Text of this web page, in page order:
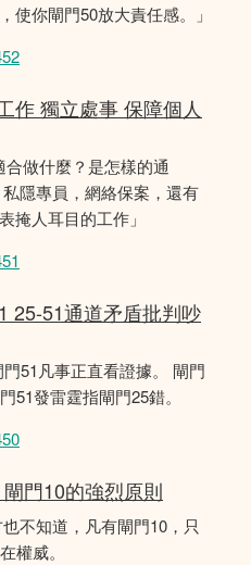
使你閘門50放大責任感。」
作 獨立處事 保障個人
做什麼？是怎樣的通
隱專員，網絡保案，還有
掩人耳目的工作」
25-51通道矛盾批判吵
51凡事正直看證據。 閘門
51發雷霆指閘門25錯。
門10的強烈原則
不知道，凡有閘門10，只
權威。